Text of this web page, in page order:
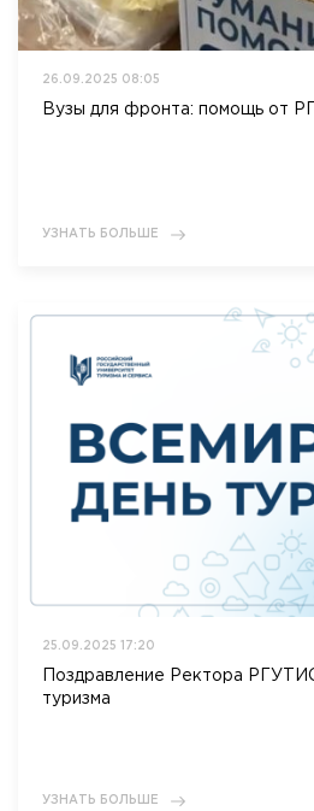
26.09.2025 08:05
Вузы для фронта: помощь от
УЗНАТЬ БОЛЬШЕ
25.09.2025 17:20
Поздравление Ректора
туризма
УЗНАТЬ БОЛЬШЕ